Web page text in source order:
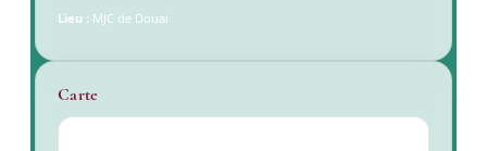
Lieu : MJC de Douai
Carte